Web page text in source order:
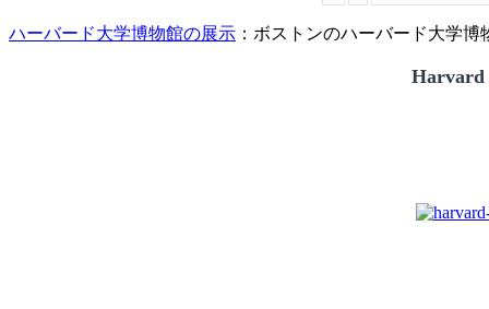
ハーバード大学博物館の展示 ：ボストンのハーバード大学博
Harvard